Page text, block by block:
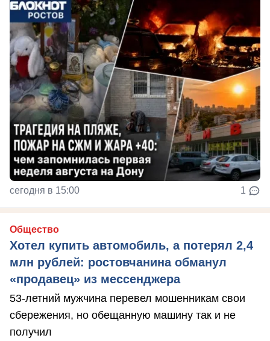
сегодня в 15:00 1
Общество
Хотел купить автомобиль, а потерял 2,4
млн рублей: ростовчанина обманул
«продавец» из мессенджера
53-летний мужчина перевел мошенникам свои
сбережения, но обещанную машину так и не
получил